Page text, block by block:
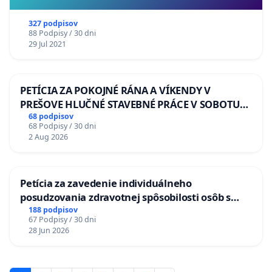
327 podpisov
88 Podpisy / 30 dni
29 Jul 2021
PETÍCIA ZA POKOJNÉ RÁNA A VÍKENDY V
PREŠOVE HLUČNÉ STAVEBNÉ PRÁCE V SOBOTU
LEN OD 9.00 DO 13.00 HOD., CEZ PRACOVNÝ
TÝŽDEŇ CIEĽ 8.00 – 18.00 HOD. A PRAVIDELNÁ
KONTROLA STAVBY C-AREA NA
68 podpisov
68 Podpisy / 30 dni
2 Aug 2026
Petícia za zavedenie individuálneho
posudzovania zdravotnej spôsobilosti osôb s
diabetom 1. a 2. typu pri prijímaní do
Policajného zboru SR
188 podpisov
67 Podpisy / 30 dni
28 Jun 2026